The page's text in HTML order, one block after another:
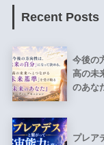
Recent Posts
今後の
高の未
のあな
プレア